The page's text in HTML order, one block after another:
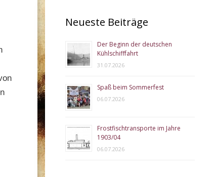
Neueste Beiträge
Der Beginn der deutschen
Kühlschifffahrt
31.07.2026
Spaß beim Sommerfest
06.07.2026
Frostfischtransporte im Jahre
1903/04
06.07.2026